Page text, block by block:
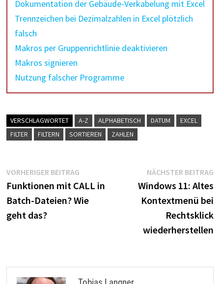
Dokumentation der Gebäude-Verkabelung mit Excel
Trennzeichen bei Dezimalzahlen in Excel plötzlich
falsch
Makros per Gruppenrichtlinie deaktivieren
Makros signieren
Nutzung falscher Programme
VERSCHLAGWORTET A-Z ALPHABETISCH DATUM
EXCEL
FILTER
FILTERN SORTIEREN ZAHLEN
Beitragsnavigation
VORHERIGER BEITRAGVorheriger
Beitrag:
Funktionen mit CALL in
Batch-Dateien? Wie
geht das?
NÄCHSTER BEITRAG
Windows 11: Altes
Kontextmenü bei
Rechtsklick
wiederherstellen